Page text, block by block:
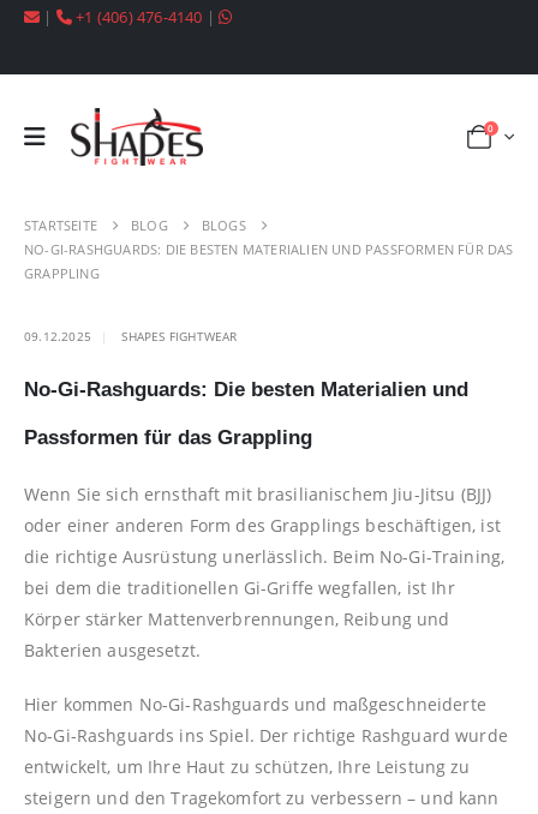
| +1 (406) 476-4140 |
0
STARTSEITE BLOG
BLOGS
NO-GI-RASHGUARDS: DIE BESTEN MATERIALIEN UND PASSFORMEN FÜR DAS
GRAPPLING
09.12.2025 SHAPES FIGHTWEAR
No-Gi-Rashguards: Die besten Materialien und
Passformen für das Grappling
Wenn Sie sich ernsthaft mit brasilianischem Jiu-Jitsu (BJJ)
oder einer anderen Form des Grapplings beschäftigen, ist
die richtige Ausrüstung unerlässlich. Beim No-Gi-Training,
bei dem die traditionellen Gi-Griffe wegfallen, ist Ihr
Körper stärker Mattenverbrennungen, Reibung und
Bakterien ausgesetzt.
Hier kommen No-Gi-Rashguards und maßgeschneiderte
No-Gi-Rashguards ins Spiel. Der richtige Rashguard wurde
entwickelt, um Ihre Haut zu schützen, Ihre Leistung zu
steigern und den Tragekomfort zu verbessern – und kann